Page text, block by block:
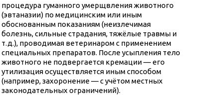
процедура гуманного умерщвления животного
(эвтаназии) по медицинским или иным
обоснованным показаниям (неизлечимая
болезнь, сильные страдания, тяжёлые травмы и
т. д.), проводимая ветеринаром с применением
специальных препаратов. После усыпления тело
животного не подвергается кремации — его
утилизация осуществляется иным способом
(например, захоронение — с учётом местных
законодательных ограничений).